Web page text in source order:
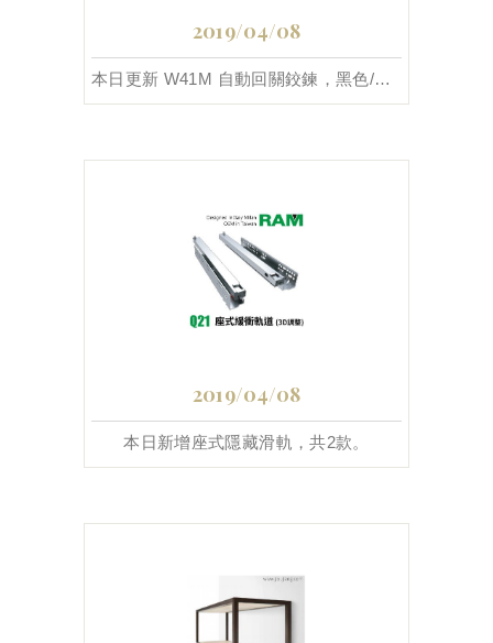
2019/04/08
本日更新 W41M 自動回關鉸鍊，黑色/銀鋁色，產品介紹與安裝說明
2019/04/08
本日新增座式隱藏滑軌，共2款。